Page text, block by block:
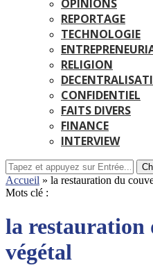
OPINIONS
REPORTAGE
TECHNOLOGIE
RELIGION
CONFIDENTIEL
FAITS DIVERS
FINANCE
INTERVIEW
Accueil » la restauration du
Mots clé :
la restauration
végétal